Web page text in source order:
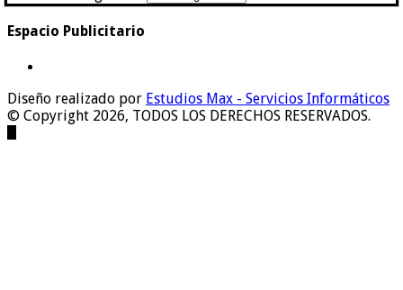
Espacio Publicitario
Diseño realizado por Estudios Max - Servicios Informáticos
© Copyright 2026, TODOS LOS DERECHOS RESERVADOS.